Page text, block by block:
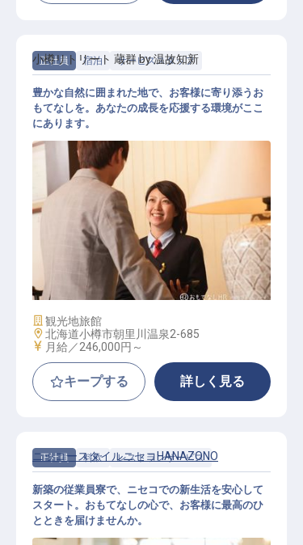
正社員 宿泊 サービススタッフ
ホテル運営総合職
小樽リトリート 蔵群 by 温故知新
豊かな自然に囲まれた地で、お客様に寄り添うお
もてなしを。あなたの成長を応援する環境がここ
にあります。
施設業態
観光地旅館
勤務地
北海道小樽市朝里川温泉2-685
給与
月給／246,000円～
キープする 詳しく見る
正社員 料飲 レストランサービス
ニッコースタイルニセコHANAZONO
新築の従業員寮で、ニセコでの新生活を安心して
スタート。おもてなしの心で、お客様に最高のひ
とときを届けませんか。